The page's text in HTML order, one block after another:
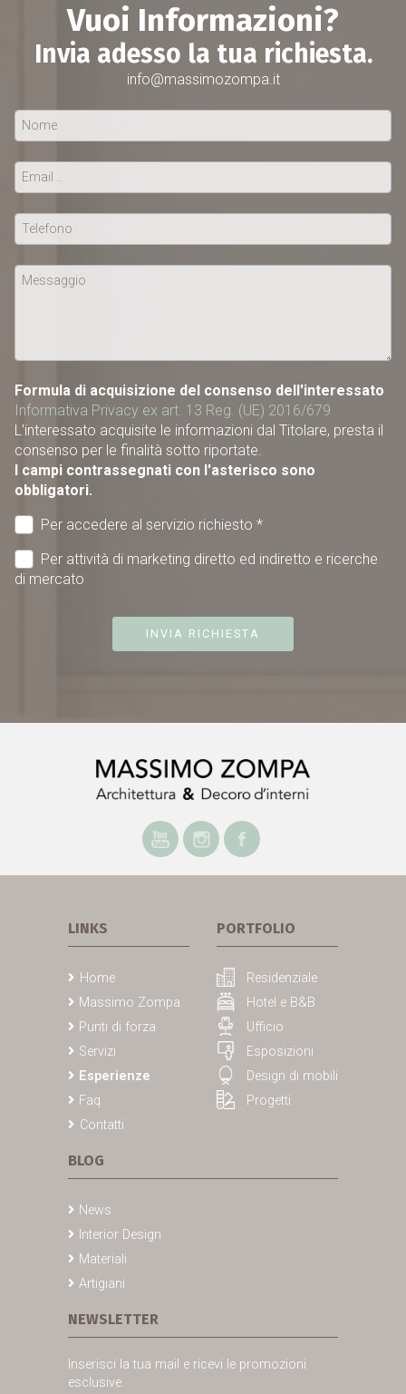
Vuoi Informazioni?
Invia adesso la tua richiesta.
info@massimozompa.it
Formula di acquisizione del consenso dell'interessato
Informativa Privacy ex art. 13 Reg. (UE) 2016/679
L'interessato acquisite le informazioni dal Titolare, presta il
consenso per le finalità sotto riportate.
I campi contrassegnati con l'asterisco sono
obbligatori.
Per accedere al servizio richiesto *
Per attività di marketing diretto ed indiretto e ricerche
di mercato
INVIA RICHIESTA
LINKS
Home
Massimo Zompa
Punti di forza
Servizi
Esperienze
Faq
Contatti
PORTFOLIO
Residenziale
Hotel e B&B
Ufficio
Esposizioni
Design di mobili
Progetti
BLOG
News
Interior Design
Materiali
Artigiani
NEWSLETTER
Inserisci la tua mail e ricevi le promozioni
esclusive.